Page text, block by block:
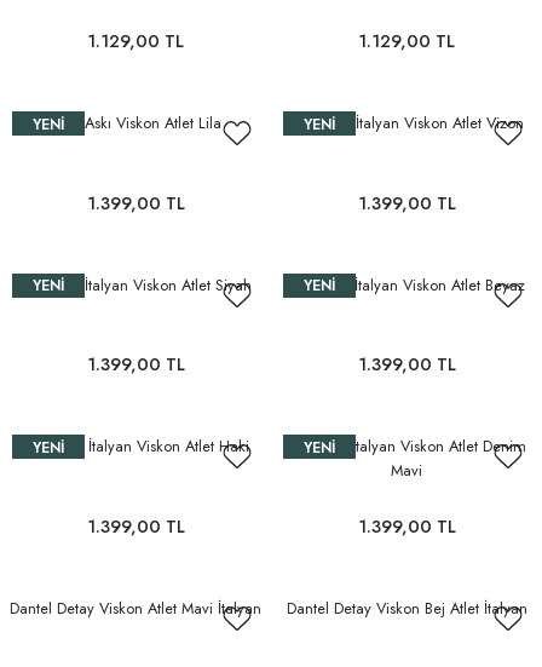
1.129,00 TL 1.129,00 TL
YENIİnce Askı Viskon Atlet Lila
1.399,00 TL
YENI
İnce Askı İtalyan Viskon Atlet Vizon
1.399,00 TL
YENI
İnce Askı İtalyan Viskon Atlet Siyah
1.399,00 TL
YENI
İnce Askı İtalyan Viskon Atlet Beyaz
1.399,00 TL
YENI
İnce Askı İtalyan Viskon Atlet Haki
1.399,00 TL
YENI
İnce Askı İtalyan Viskon Atlet Denim
Mavi
1.399,00 TL
Dantel Detay Viskon Atlet Mavi İtalyan Dantel Detay Viskon Bej Atlet İtalyan